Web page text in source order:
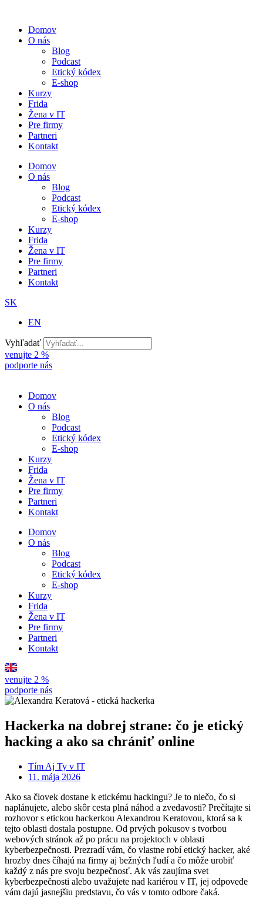
obsah
Domov
O nás
Blog
Podcast
Etický kódex
E-shop
Kurzy
Frida
Žena v IT
Pre firmy
Partneri
Kontakt
Domov
O nás
Blog
Podcast
Etický kódex
E-shop
Kurzy
Frida
Žena v IT
Pre firmy
Partneri
Kontakt
SK
EN
Vyhľadať
venujte 2 %
podporte nás
Domov
O nás
Blog
Podcast
Etický kódex
E-shop
Kurzy
Frida
Žena v IT
Pre firmy
Partneri
Kontakt
Domov
O nás
Blog
Podcast
Etický kódex
E-shop
Kurzy
Frida
Žena v IT
Pre firmy
Partneri
Kontakt
venujte 2 %
podporte nás
Hackerka na dobrej strane: čo je etický
hacking a ako sa chrániť online
Tím Aj Ty v IT
11. mája 2026
Ako sa človek dostane k etickému hackingu? Je to niečo, čo si
naplánujete, alebo skôr cesta plná náhod a zvedavosti? Prečítajte si
rozhovor s etickou hackerkou Alexandrou Keratovou, ktorá sa k
tejto oblasti dostala postupne. Od prvých pokusov s tvorbou
webových stránok až po prácu na projektoch v oblasti
kyberbezpečnosti. Prezradí vám, čo vlastne robí etický hacker, aké
hrozby dnes číhajú na firmy aj bežných ľudí a čo môže urobiť
každý z nás pre svoju bezpečnosť. Ak vás zaujíma svet
kyberbezpečnosti alebo uvažujete nad kariérou v IT, jej odpovede
vám dajú jasnejšiu predstavu, čo vás v tomto odbore čaká.